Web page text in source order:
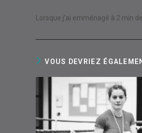
Lorsque j’ai emménagé à 2 min
VOUS DEVRIEZ